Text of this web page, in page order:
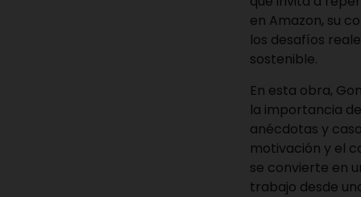
en Amazon, su
los desafíos
sostenible.
En esta obra,
la importancia
anécdotas y
motivación y el
se convierte en
trabajo desde